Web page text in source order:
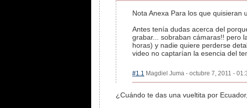
Nota Anexa Para los que quisieran
Antes tenía dudas acerca del
grabar... sobraban cámaras!! pero
horas) y nadie quiere perderse
video no captarían la esencia del
#1.1 Magdiel Juma - octubre 7, 2011 -
¿Cuándo te das una vueltita por